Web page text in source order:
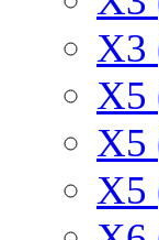
X3
X5
X5
X5